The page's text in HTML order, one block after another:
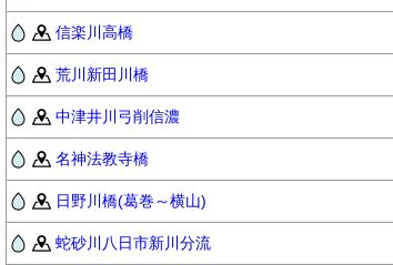
信楽川高橋
荒川新田川橋
中津井川弓削信濃
名神法教寺橋
日野川橋(葛巻～横山)
蛇砂川八日市新川分流